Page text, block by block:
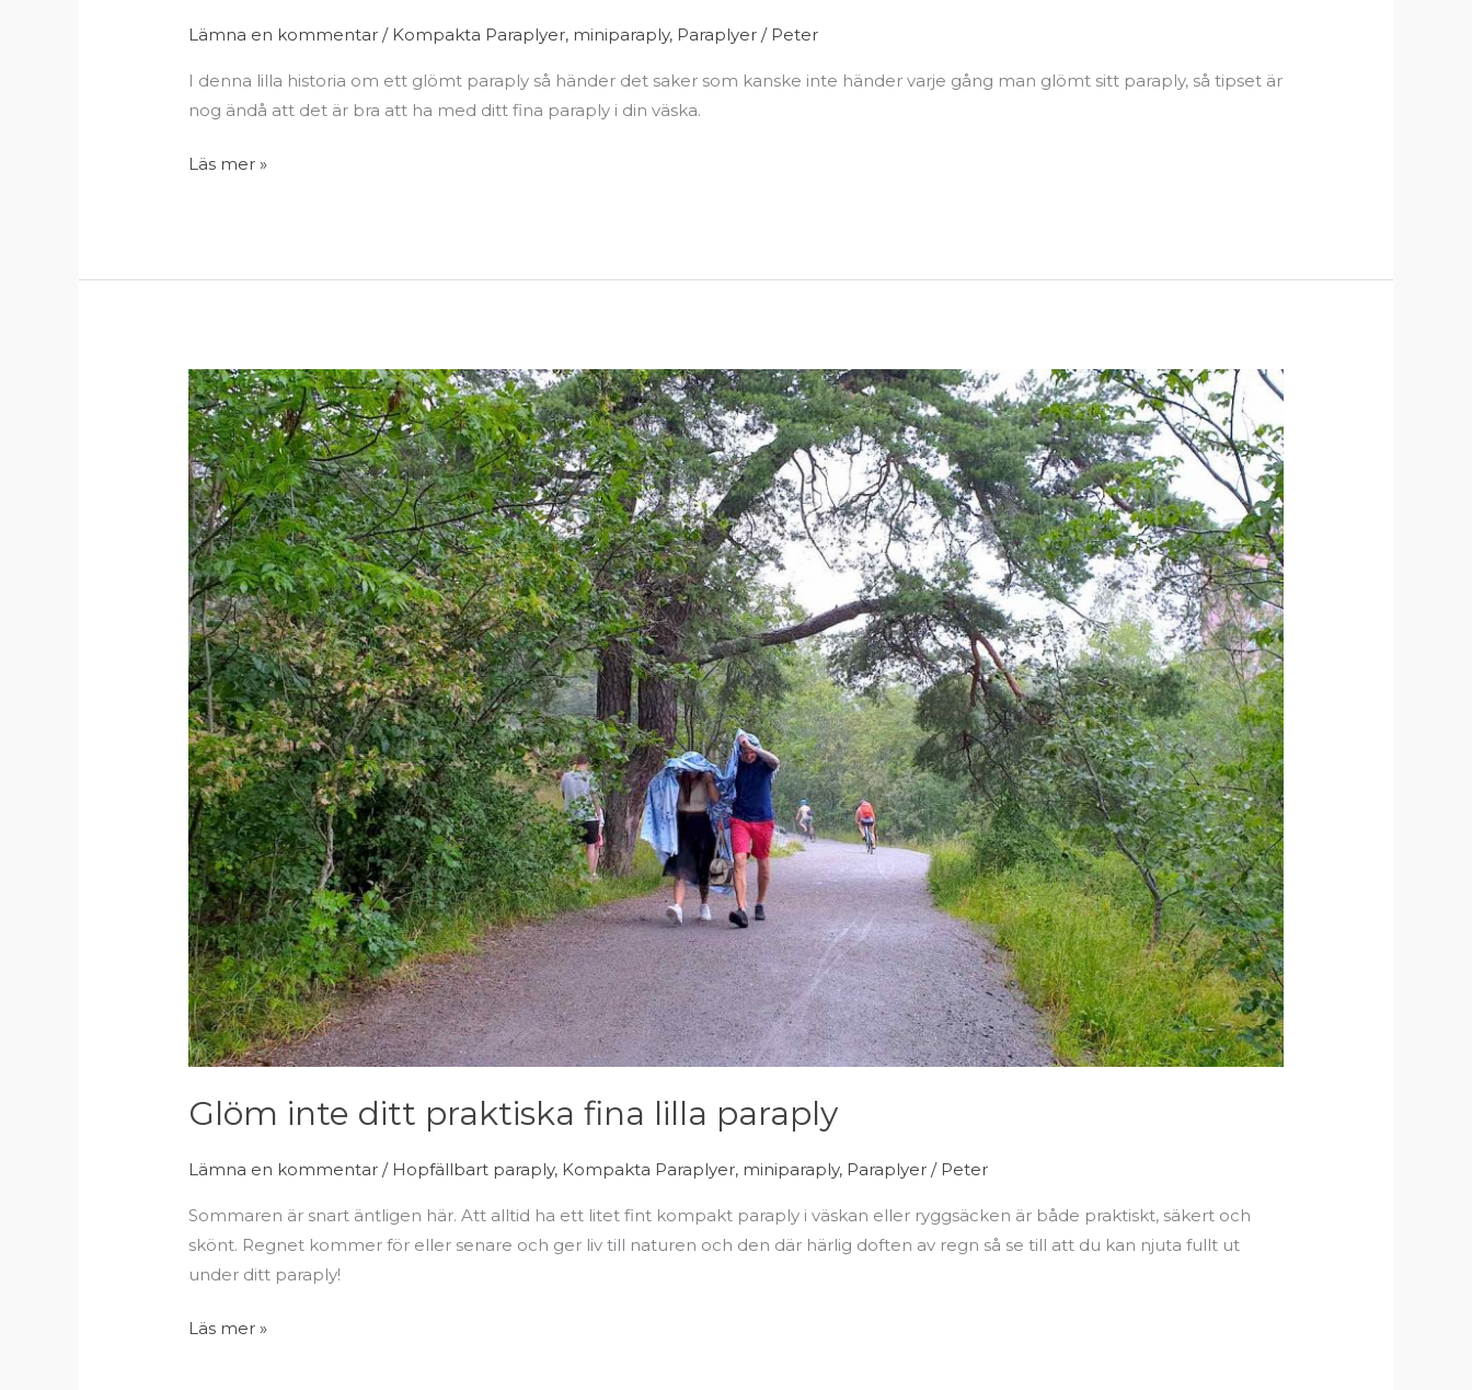
Lämna en kommentar / Kompakta Paraplyer, miniparaply, Paraplyer / Peter
I denna lilla historia om ett glömt paraply så händer det saker som kanske inte händer varje gång man glömt sitt paraply, så tipset är
nog ändå att det är bra att ha med ditt fina paraply i din väska.
Läs mer »
Glöm inte ditt praktiska fina lilla paraply
Lämna en kommentar / Hopfällbart paraply, Kompakta Paraplyer, miniparaply, Paraplyer / Peter
Sommaren är snart äntligen här. Att alltid ha ett litet fint kompakt paraply i väskan eller ryggsäcken är både praktiskt, säkert och
skönt. Regnet kommer för eller senare och ger liv till naturen och den där härlig doften av regn så se till att du kan njuta fullt ut
under ditt paraply!
Glöm
inte
ditt
praktiska
fina
lilla
paraply
Läs mer »